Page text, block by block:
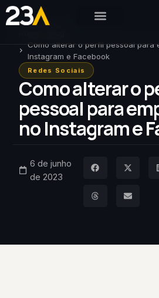
Como alterar o perfil pessoal para
Instagram e Facebook
Redes Sociais
Como alterar o
pessoal para
no Instagram e
6 de junho
de 2023